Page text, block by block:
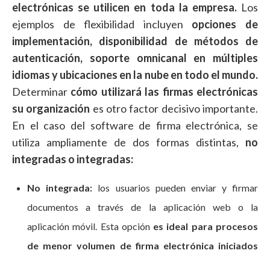
electrónicas se utilicen en toda la empresa.Los
ejemplos de flexibilidad incluyen opciones de
implementación, disponibilidad de métodos de
autenticación, soporte omnicanal en múltiples
idiomas y ubicaciones en la nube en todo el mundo.
Determinar cómo utilizará las firmas electrónicas
su organización es otro factor decisivo importante.
En el caso del software de firma electrónica, se
utiliza ampliamente de dos formas distintas, no
integradas o integradas:
No integrada: los usuarios pueden enviar y firmar
documentos a través de la aplicación web o la
aplicación móvil. Esta opción es ideal para procesos
de menor volumen de firma electrónica iniciados